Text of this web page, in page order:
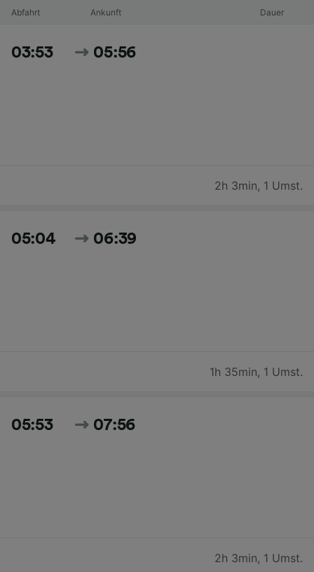
Abfahrt Ankunft Dauer
03:53 05:56
2h 3min, 1 Umst.
05:04 06:39
1h 35min, 1 Umst.
05:53 07:56
2h 3min, 1 Umst.